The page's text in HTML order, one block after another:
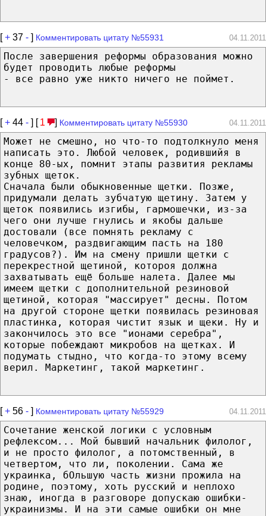
[+ 37 - ] Комментировать цитату №55931 04.11.2011
После завершения реформы образования можно
будет проводить любые реформы
- все равно уже никто ничего не поймет.
[+ 44 - ] [ 1 ] Комментировать цитату №55930 04.11.2011
Может не смешно, но что-то подтолкнуло меня
написать это. Любой человек, родившийя в
конце 80-ых, помнит этапы развития рекламы
зубных щеток.
Сначала были обыкновенные щетки. Позже,
придумали делать зубчатую щетину. Затем у
щеток появились изгибы, гармошечки, из-за
чего они лучше гнулись и якобы дальше
достовали (все помнять рекламу с
человечком, раздвигающим пасть на 180
градусов?). Им на смену пришли щетки с
перекрестной щетиной, котороя должна
захватывать ещё больше налета. Далее мы
имеем щетки с дополнительной резиновой
щетиной, которая "массирует" десны. Потом
на другой стороне щетки появилась резиновая
пластинка, которая чистит язык и щеки. Ну и
закончилось это все "ионами серебра",
которые побеждают микробов на щетках. И
подумать стыдно, что когда-то этому всему
верил. Маркетинг, такой маркетинг.
[+ 56 - ] Комментировать цитату №55929 04.11.2011
Сочетание женской логики с условным
рефлексом... Мой бывший начальник филолог,
и не просто филолог, а потомственный, в
четвертом, что ли, поколении. Сама же
украинка, бОльшую часть жизни прожила на
родине, поэтому, хоть русский и неплохо
знаю, иногда в разговоре допускаю ошибки-
украинизмы. И на эти самые ошибки он мне